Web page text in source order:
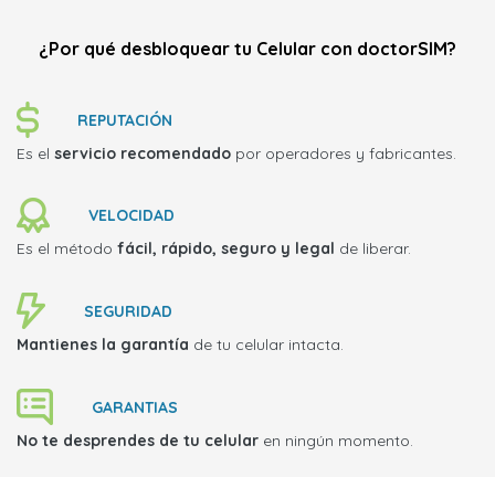
¿Por qué desbloquear tu Celular con doctorSIM?
REPUTACIÓN
Es el servicio recomendado por operadores y fabricantes.
VELOCIDAD
Es el método fácil, rápido, seguro y legal de liberar.
SEGURIDAD
Mantienes la garantía de tu celular intacta.
GARANTIAS
No te desprendes de tu celular en ningún momento.